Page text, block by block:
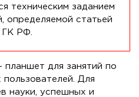
техническим заданием
определяемой статьей
ГК РФ.
планшет для занятий по
Для
науки, успешных и